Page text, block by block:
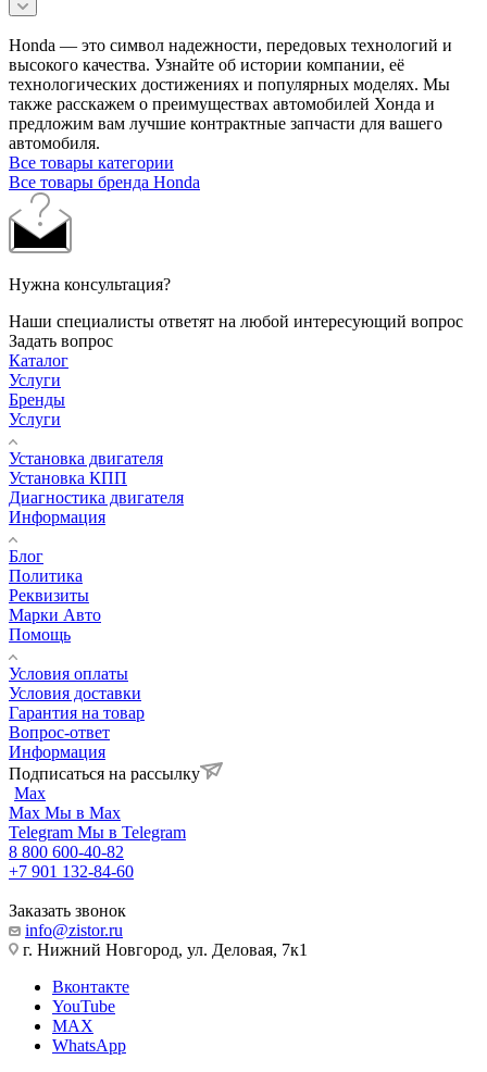
Honda — это символ надежности, передовых технологий и
высокого качества. Узнайте об истории компании, её
технологических достижениях и популярных моделях. Мы
также расскажем о преимуществах автомобилей Хонда и
предложим вам лучшие контрактные запчасти для вашего
автомобиля.
Все товары категории
Все товары бренда Honda
Нужна консультация?
Наши специалисты ответят на любой интересующий вопрос
Задать вопрос
Каталог
Услуги
Бренды
Услуги
Установка двигателя
Установка КПП
Диагностика двигателя
Информация
Блог
Политика
Реквизиты
Марки Авто
Помощь
Условия оплаты
Условия доставки
Гарантия на товар
Вопрос-ответ
Информация
Подписаться на рассылку
Max
Max Мы в Max
Telegram Мы в Telegram
8 800 600-40-82
+7 901 132-84-60
Заказать звонок
info@zistor.ru
г. Нижний Новгород, ул. Деловая, 7к1
Вконтакте
YouTube
MAX
WhatsApp